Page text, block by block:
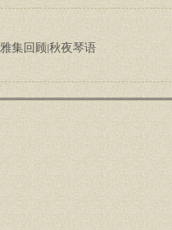
雅集回顾|秋夜琴语